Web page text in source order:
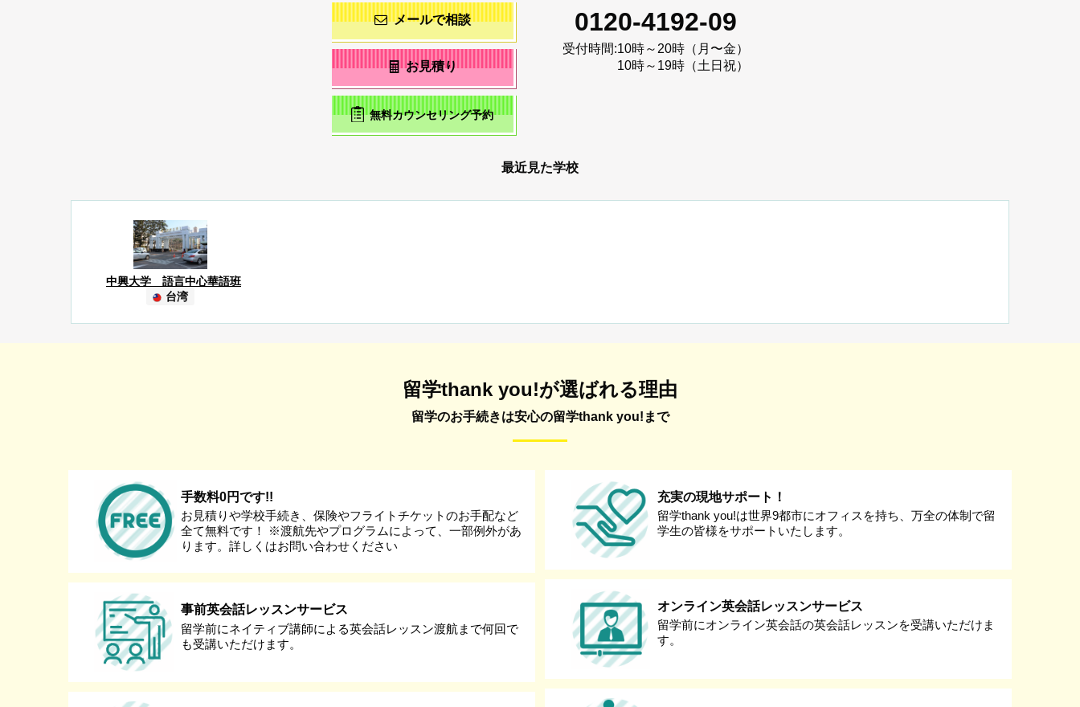
メールで相談
お見積り
無料カウンセリング予約
0120-4192-09
受付時間:10時～20時（月〜金）
10時～19時（土日祝）
最近見た学校
中興大学 語言中心華語班
台湾
留学thank you!が選ばれる理由
留学のお手続きは安心の留学thank you!まで
手数料0円です!!
お見積りや学校手続き、保険やフライトチケットのお手配など
全て無料です！ ※渡航先やプログラムによって、一部例外があ
ります。詳しくはお問い合わせください
事前英会話レッスンサービス
留学前にネイティブ講師による英会話レッスン渡航まで何回で
も受講いただけます。
充実の現地サポート！
留学thank you!は世界9都市にオフィスを持ち、万全の体制で留
学生の皆様をサポートいたします。
オンライン英会話レッスンサービス
留学前にオンライン英会話の英会話レッスンを受講いただけま
す。